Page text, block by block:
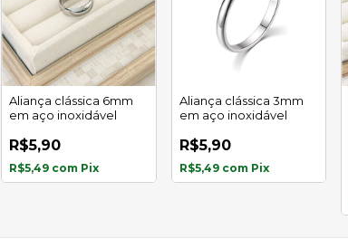
Aliança clássica 6mm
em aço inoxidável
R$5,90
R$5,49 com Pix
Aliança clássica 3mm
em aço inoxidável
R$5,90
R$5,49 com Pix